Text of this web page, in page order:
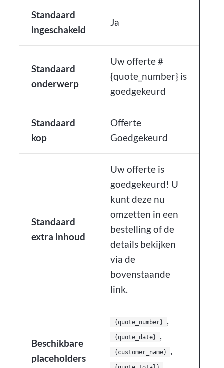
Standaard
ingeschakeld
Ja
Standaard
onderwerp
Uw offerte #
{quote_number} is
goedgekeurd
Standaard
kop
Offerte
Goedgekeurd
Standaard
extra inhoud
Uw offerte is
goedgekeurd! U
kunt deze nu
omzetten in een
bestelling of de
details bekijken
via de
bovenstaande
link.
Beschikbare
placeholders
{quote_number} ,
{quote_date} ,
{customer_name} ,
,